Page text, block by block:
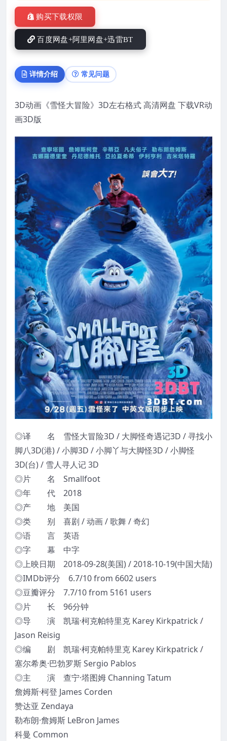
购买下载权限
百度网盘+阿里网盘+迅雷BT
详情介绍 常见问题
3D动画《雪怪大冒险》3D左右格式 高清网盘 下载VR动
画3D版
◎译 名 雪怪大冒险3D / 大脚怪奇遇记3D / 寻找小
脚八3D(港) / 小脚3D / 小脚丫与大脚怪3D / 小脚怪
3D(台) / 雪人寻人记 3D
◎片 名 Smallfoot
◎年 代 2018
◎产 地 美国
◎类 别 喜剧 / 动画 / 歌舞 / 奇幻
◎语 言 英语
◎字 幕 中字
◎上映日期 2018-09-28(美国) / 2018-10-19(中国大陆)
◎IMDb评分 6.7/10 from 6602 users
◎豆瓣评分 7.7/10 from 5161 users
◎片 长 96分钟
◎导 演 凯瑞·柯克帕特里克 Karey Kirkpatrick /
Jason Reisig
◎编 剧 凯瑞·柯克帕特里克 Karey Kirkpatrick /
塞尔希奥·巴勃罗斯 Sergio Pablos
◎主 演 查宁·塔图姆 Channing Tatum
詹姆斯·柯登 James Corden
赞达亚 Zendaya
勒布朗·詹姆斯 LeBron James
科曼 Common